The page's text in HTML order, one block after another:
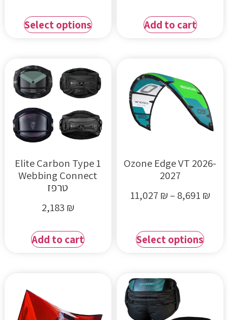
Add to cart
Select options
Ozone Edge VT 2026-
2027
8,691 ₪
–
11,027 ₪
Select options
Elite Carbon Type 1
Webbing Connect
טרפז
2,183 ₪
Add to cart